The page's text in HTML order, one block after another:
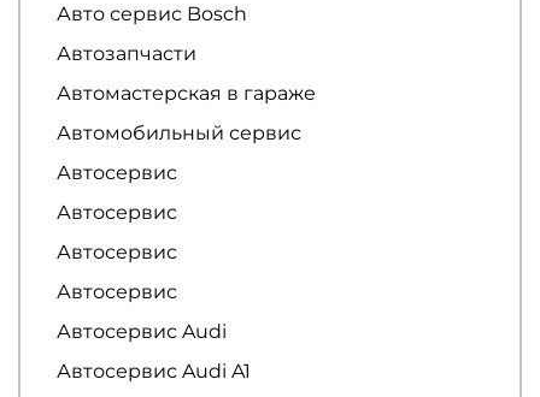
Авто сервис Bosch
Автозапчасти
Автомастерская в гараже
Автомобильный сервис
Автосервис
Автосервис
Автосервис
Автосервис
Автосервис Audi
Автосервис Audi A1